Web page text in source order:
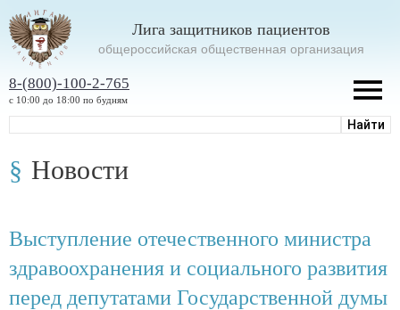
Лига защитников пациентов
oбщероссийская общественная организация
8-(800)-100-2-765
с 10:00 до 18:00 по будням
Новости
Выступление отечественного министра
здравоохранения и социального развития
перед депутатами Государственной думы